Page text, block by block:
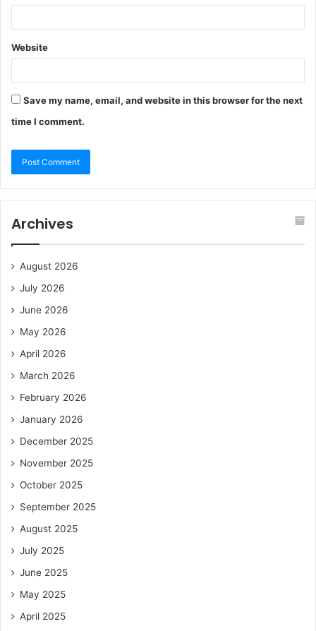
Website
Save my name, email, and website in this browser for the next
time I comment.
Archives
August 2026
July 2026
June 2026
May 2026
April 2026
March 2026
February 2026
January 2026
December 2025
November 2025
October 2025
September 2025
August 2025
July 2025
June 2025
May 2025
April 2025